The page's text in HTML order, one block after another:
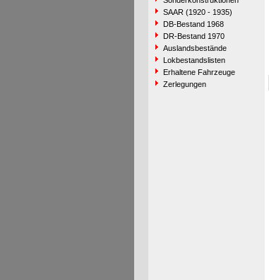
SAAR (1920 - 1935)
DB-Bestand 1968
DR-Bestand 1970
Auslandsbestände
Lokbestandslisten
Erhaltene Fahrzeuge
Zerlegungen